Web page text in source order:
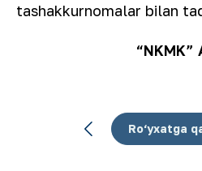
tashakkurnomalar bilan
Ro‘yxatga